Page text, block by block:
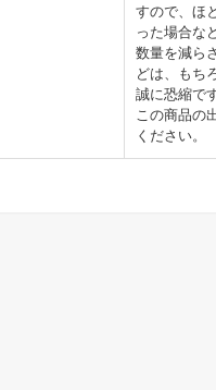
すので、ほ
った場合な
数量を減ら
どは、もち
誠に恐縮で
この商品の
ください。